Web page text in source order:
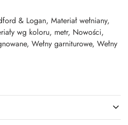
& Logan, Materiał wełniany,
wg koloru, metr, Nowości,
, Wełny garniturowe, Wełny